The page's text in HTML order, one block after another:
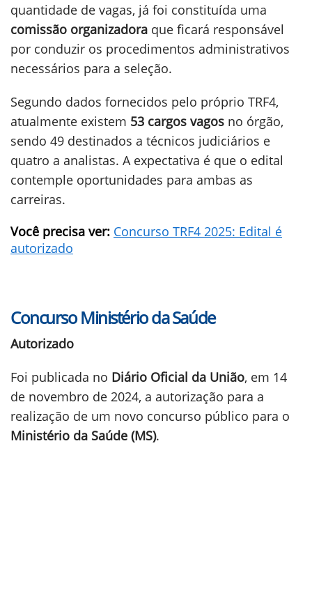
quantidade de vagas, já foi constituída uma
comissão organizadora que ficará responsável
por conduzir os procedimentos administrativos
necessários para a seleção.
Segundo dados fornecidos pelo próprio TRF4,
atualmente existem 53 cargos vagos no órgão,
sendo 49 destinados a técnicos judiciários e
quatro a analistas. A expectativa é que o edital
contemple oportunidades para ambas as
carreiras.
Você precisa ver: Concurso TRF4 2025: Edital é
autorizado
Concurso Ministério da Saúde
Autorizado
Foi publicada no Diário Oficial da União, em 14
de novembro de 2024, a autorização para a
realização de um novo concurso público para o
Ministério da Saúde (MS).